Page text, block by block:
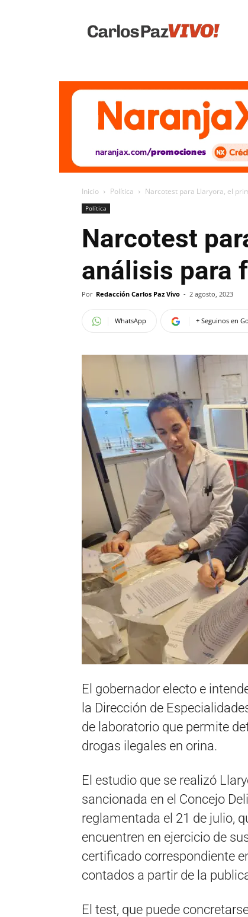
Vivo
Inicio Política Narcotest para Llaryora, el
Política
Narcotest
análisis para
Por Redacción Carlos Paz Vivo - 2 agosto, 2023
WhatsApp + Seguinos en
El gobernador electo e
la Dirección de
de laboratorio que permite
drogas ilegales en orina.
El estudio que se realizó
sancionada en el Concejo
reglamentada el 21 de julio,
encuentren en ejercicio de
certificado correspondiente
contados a partir de la
El test, que puede